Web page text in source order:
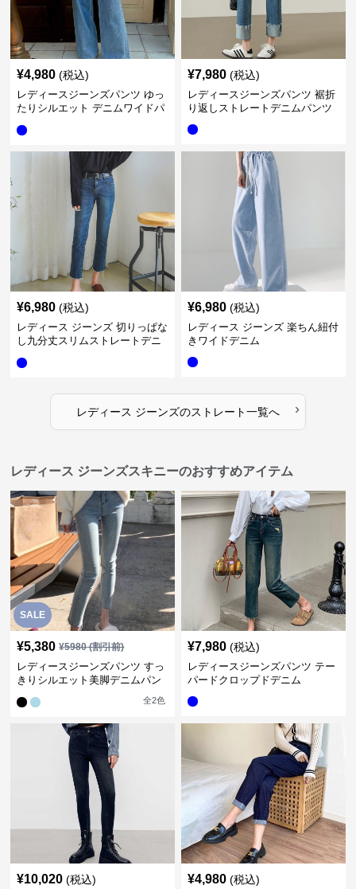
¥4,980 (税込)
レディースジーンズパンツ ゆっ
たりシルエット デニムワイドパ
¥7,980 (税込)
レディースジーンズパンツ 裾折
り返しストレートデニムパンツ
¥6,980 (税込)
レディース ジーンズ 切りっぱな
し九分丈スリムストレートデニ
¥6,980 (税込)
レディース ジーンズ 楽ちん紐付
きワイドデニム
レディース ジーンズのストレート一覧へ ›
レディース ジーンズスキニーのおすすめアイテム
SALE
¥5,380 ¥5980(割引前)
レディースジーンズパンツ すっ
きりシルエット美脚デニムパン
全2色
¥7,980 (税込)
レディースジーンズパンツ テー
パードクロップドデニム
¥10,020 (税込) ¥4,980 (税込)